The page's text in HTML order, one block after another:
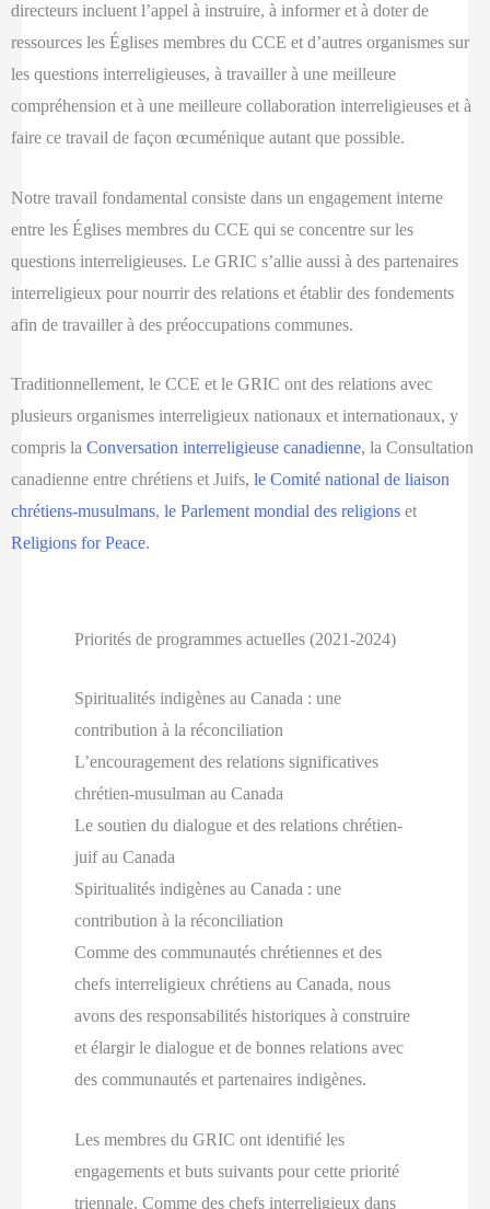
directeurs incluent l’appel à instruire, à informer et à doter de
ressources les Églises membres du CCE et d’autres organismes sur
les questions interreligieuses, à travailler à une meilleure
compréhension et à une meilleure collaboration interreligieuses et à
faire ce travail de façon œcuménique autant que possible.
Notre travail fondamental consiste dans un engagement interne
entre les Églises membres du CCE qui se concentre sur les
questions interreligieuses. Le GRIC s’allie aussi à des partenaires
interreligieux pour nourrir des relations et établir des fondements
afin de travailler à des préoccupations communes.
Traditionnellement, le CCE et le GRIC ont des relations avec
plusieurs organismes interreligieux nationaux et internationaux, y
compris la Conversation interreligieuse canadienne, la Consultation
canadienne entre chrétiens et Juifs, le Comité national de liaison
chrétiens-musulmans, le Parlement mondial des religions et
Religions for Peace.
Priorités de programmes actuelles (2021-2024)
Spiritualités indigènes au Canada : une
contribution à la réconciliation
L’encouragement des relations significatives
chrétien-musulman au Canada
Le soutien du dialogue et des relations chrétien-
juif au Canada
Spiritualités indigènes au Canada : une
contribution à la réconciliation
Comme des communautés chrétiennes et des
chefs interreligieux chrétiens au Canada, nous
avons des responsabilités historiques à construire
et élargir le dialogue et de bonnes relations avec
des communautés et partenaires indigènes.
Les membres du GRIC ont identifié les
engagements et buts suivants pour cette priorité
triennale. Comme des chefs interreligieux dans